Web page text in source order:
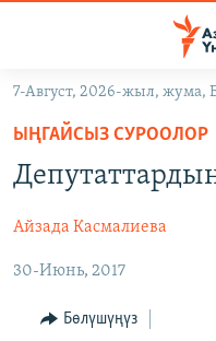
Навигацияга
өтүңүз
Издөөгө
салыңыз
ЖАҢЫЛЫКТАР
КЫРГЫЗСТАН
САЯСАТ
ЭКОНОМИКА
МАДАНИЯТ
ДҮЙНӨ
ДҮЙНӨ
БОРБОР АЗИЯ
УКРАИНА
АТАЙЫН ИЛИКТӨӨ
ТВ ПРОГРАММАЛАР
7-Август, 2026-жыл, жума,
ЫҢГАЙСЫЗ СУРООЛОР
Айзада Касмалиева
30-Июнь, 2017
Бөлүшүңүз